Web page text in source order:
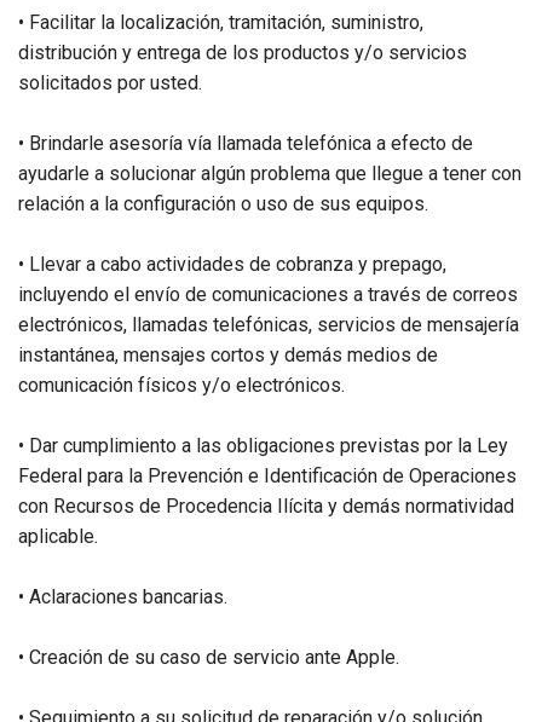
• Facilitar la localización, tramitación, suministro,
distribución y entrega de los productos y/o servicios
solicitados por usted.
• Brindarle asesoría vía llamada telefónica a efecto de
ayudarle a solucionar algún problema que llegue a tener con
relación a la configuración o uso de sus equipos.
• Llevar a cabo actividades de cobranza y prepago,
incluyendo el envío de comunicaciones a través de correos
electrónicos, llamadas telefónicas, servicios de mensajería
instantánea, mensajes cortos y demás medios de
comunicación físicos y/o electrónicos.
• Dar cumplimiento a las obligaciones previstas por la Ley
Federal para la Prevención e Identificación de Operaciones
con Recursos de Procedencia Ilícita y demás normatividad
aplicable.
• Aclaraciones bancarias.
• Creación de su caso de servicio ante Apple.